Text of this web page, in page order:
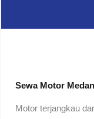
Sewa Motor Medan
Motor terjangkau